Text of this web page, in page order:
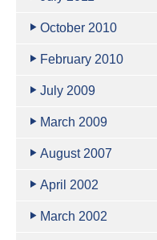
October 2010
February 2010
July 2009
March 2009
August 2007
April 2002
March 2002